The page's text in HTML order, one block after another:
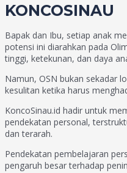
KONCOSINAU
Bapak dan Ibu, setiap anak
potensi ini diarahkan pada
tinggi, ketekunan, dan daya
Namun, OSN bukan sekadar
kesulitan ketika harus
KoncoSinau.id hadir untuk
pendekatan personal,
dan terarah.
Pendekatan pembelajaran
pengaruh besar terhadap